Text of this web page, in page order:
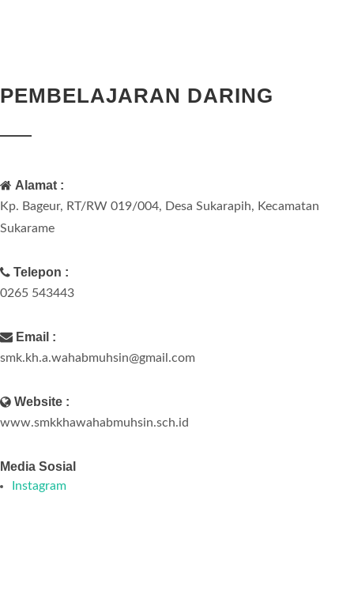
PEMBELAJARAN DARING
Alamat :
Kp. Bageur, RT/RW 019/004, Desa Sukarapih, Kecamatan
Sukarame
Telepon :
0265 543443
Email :
smk.kh.a.wahabmuhsin@gmail.com
Website :
www.smkkhawahabmuhsin.sch.id
Media Sosial
Instagram